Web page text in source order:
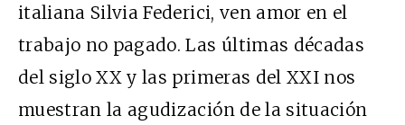
italiana Silvia Federici, ven amor en el
trabajo no pagado. Las últimas décadas
del siglo XX y las primeras del XXI nos
muestran la agudización de la situación